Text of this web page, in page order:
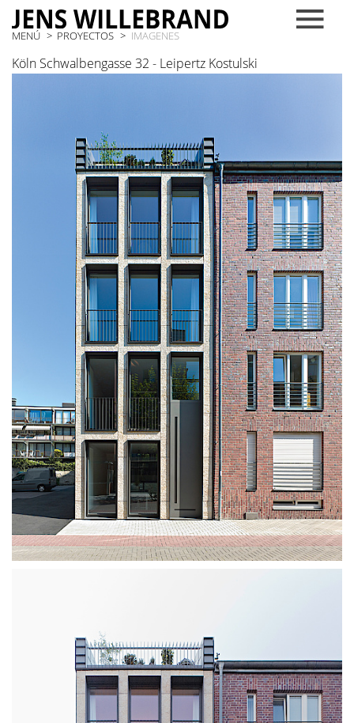
MENÚ PROYECTOS IMAGENES
Köln Schwalbengasse 32 - Leipertz Kostulski